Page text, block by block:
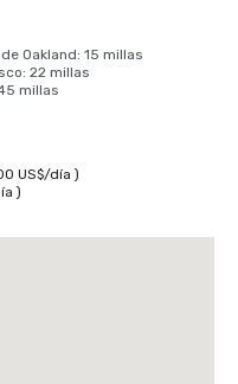
Oakland: 15 millas
22 millas
millas
US$/día )
)